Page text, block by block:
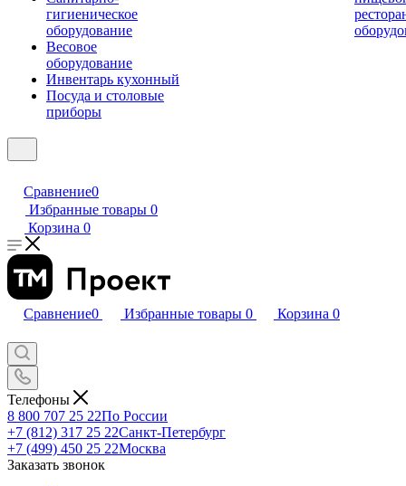
гигиеническое
оборудование
Весовое
оборудование
Инвентарь кухонный
Посуда и столовые
приборы
Сравнение0
Избранные товары 0
Корзина 0
Сравнение0 Избранные товары 0 Корзина 0
Телефоны
8 800 707 25 22По России
+7 (812) 317 25 22Санкт-Петербург
+7 (499) 450 25 22Москва
Заказать звонок